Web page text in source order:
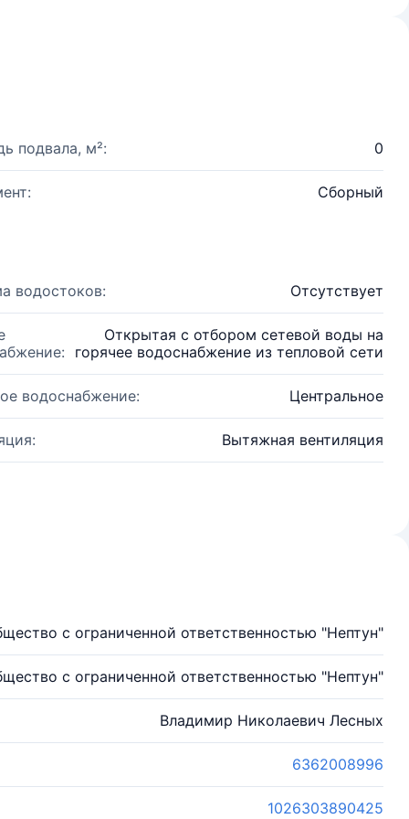
подвала, м²: 0
Сборный
водостоков: Отсутствует
Открытая с отбором сетевой воды на
горячее водоснабжение из тепловой сети
водоснабжение: Центральное
Вытяжная вентиляция
с ограниченной ответственностью "Нептун"
с ограниченной ответственностью "Нептун"
Владимир Николаевич Лесных
6362008996
1026303890425